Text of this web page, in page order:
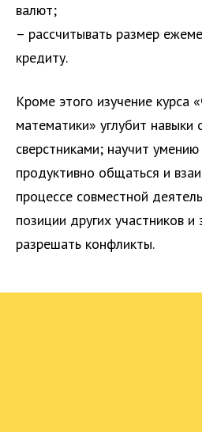
валют;
– рассчитывать размер
кредиту.
Кроме этого изучение курса
математики» углубит навыки
сверстниками; научит
продуктивно общаться и
процессе совместной
позиции других участников
разрешать конфликты.